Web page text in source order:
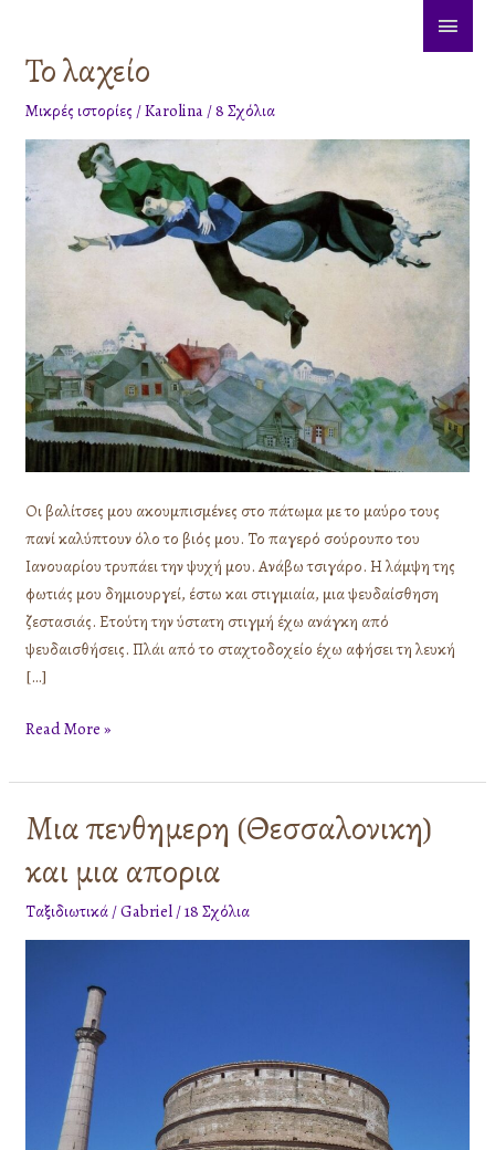
περιεχόμενο
Το λαχείο
Μικρές ιστορίες /Karolina/8 Σχόλια
Οι βαλίτσες μου ακουμπισμένες στο πάτωμα με το μαύρο τους
πανί καλύπτουν όλο το βιός μου. Το παγερό σούρουπο του
Ιανουαρίου τρυπάει την ψυχή μου. Ανάβω τσιγάρο. Η λάμψη της
φωτιάς μου δημιουργεί, έστω και στιγμιαία, μια ψευδαίσθηση
ζεστασιάς. Ετούτη την ύστατη στιγμή έχω ανάγκη από
ψευδαισθήσεις. Πλάι από το σταχτοδοχείο έχω αφήσει τη λευκή
[…]
Το
Read More »
Μια πενθημερη (Θεσσαλονικη)
και μια απορια
Ταξιδιωτικά/Gabriel/18 Σχόλια
Μια
πενθημερη
(Θεσσαλονικη)
και